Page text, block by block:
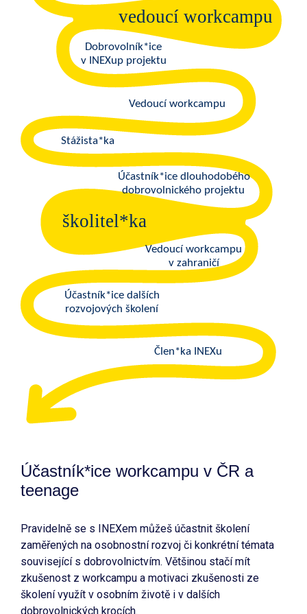
vedoucí workcampu
školitel*ka
Dobrovolník*ice
v INEXup projektu
Vedoucí workcampu
Stážista*ka
Účastník*ice dlouhodobého
dobrovolnického projektu
Vedoucí workcampu
v zahraničí
Účastník*ice dalších
rozvojových školení
Člen*ka INEXu
Účastník*ice workcampu v ČR a
teenage
Pravidelně se s INEXem můžeš účastnit školení
zaměřených na osobnostní rozvoj či konkrétní témata
související s dobrovolnictvím. Většinou stačí mít
zkušenost z workcampu a motivaci zkušenosti ze
školení využít v osobním životě i v dalších
dobrovolnických krocích.